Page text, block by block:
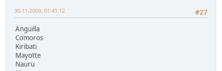
#27
30-11-2009, 01:41:12
Anguilla
Comoros
Kiribati
Mayotte
Nauru